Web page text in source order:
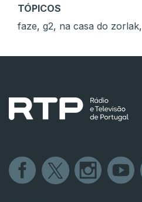
TÓPICOS
faze, g2, na casa do zorlak,